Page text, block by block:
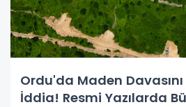
Ordu'da Maden
İddia! Resmi Yazılarda